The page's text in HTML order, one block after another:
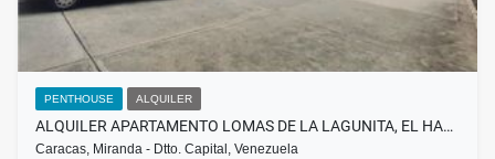
PENTHOUSE ALQUILER
ALQUILER APARTAMENTO LOMAS DE LA LAGUNITA, EL HA…
Caracas, Miranda - Dtto. Capital, Venezuela